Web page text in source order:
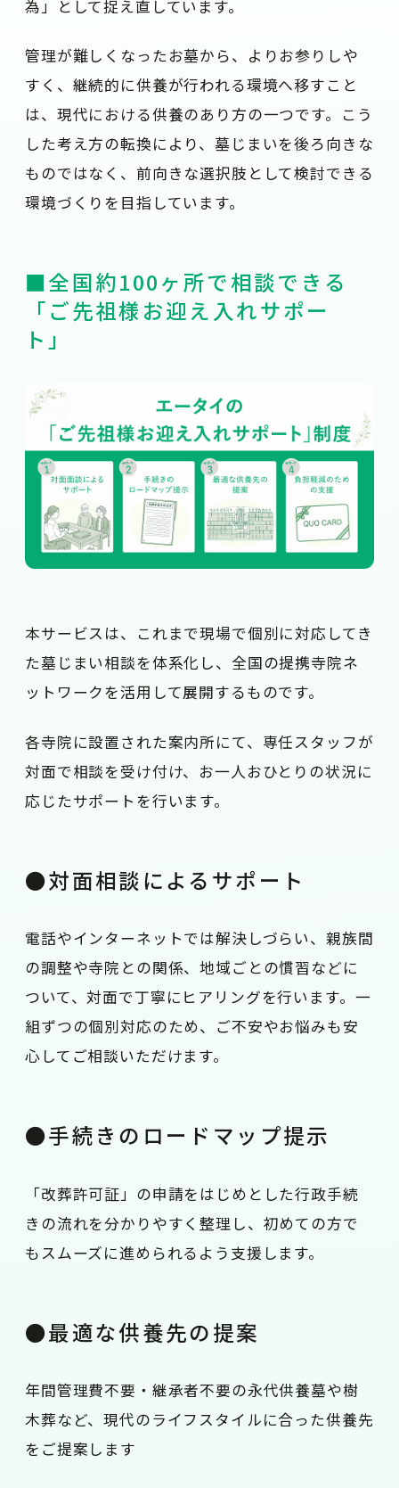
為」として捉え直しています。
管理が難しくなったお墓から、よりお参りしや
すく、継続的に供養が行われる環境へ移すこと
は、現代における供養のあり方の一つです。こう
した考え方の転換により、墓じまいを後ろ向きな
ものではなく、前向きな選択肢として検討できる
環境づくりを目指しています。
■全国約100ヶ所で相談できる
「ご先祖様お迎え入れサポー
ト」
本サービスは、これまで現場で個別に対応してき
た墓じまい相談を体系化し、全国の提携寺院ネ
ットワークを活用して展開するものです。
各寺院に設置された案内所にて、専任スタッフが
対面で相談を受け付け、お一人おひとりの状況に
応じたサポートを行います。
●対面相談によるサポート
電話やインターネットでは解決しづらい、親族間
の調整や寺院との関係、地域ごとの慣習などに
ついて、対面で丁寧にヒアリングを行います。一
組ずつの個別対応のため、ご不安やお悩みも安
心してご相談いただけます。
●手続きのロードマップ提示
「改葬許可証」の申請をはじめとした行政手続
きの流れを分かりやすく整理し、初めての方で
もスムーズに進められるよう支援します。
●最適な供養先の提案
年間管理費不要・継承者不要の永代供養墓や樹
木葬など、現代のライフスタイルに合った供養先
をご提案します